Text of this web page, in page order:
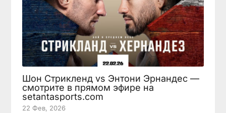
Шон Стрикленд vs Энтони Эрнандес —
смотрите в прямом эфире на
setantasports.com
22 Фев, 2026